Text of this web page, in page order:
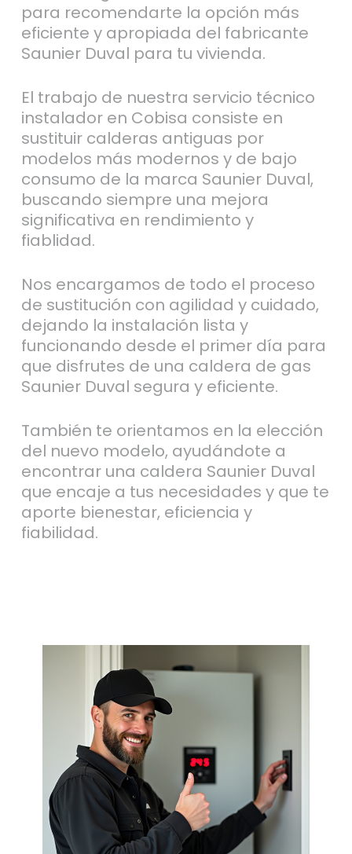
para recomendarte la opción más
eficiente y apropiada del fabricante
Saunier Duval para tu vivienda.
El trabajo de nuestra servicio técnico
instalador en Cobisa consiste en
sustituir calderas antiguas por
modelos más modernos y de bajo
consumo de la marca Saunier Duval,
buscando siempre una mejora
significativa en rendimiento y
fiablidad.
Nos encargamos de todo el proceso
de sustitución con agilidad y cuidado,
dejando la instalación lista y
funcionando desde el primer día para
que disfrutes de una caldera de gas
Saunier Duval segura y eficiente.
También te orientamos en la elección
del nuevo modelo, ayudándote a
encontrar una caldera Saunier Duval
que encaje a tus necesidades y que te
aporte bienestar, eficiencia y
fiabilidad.